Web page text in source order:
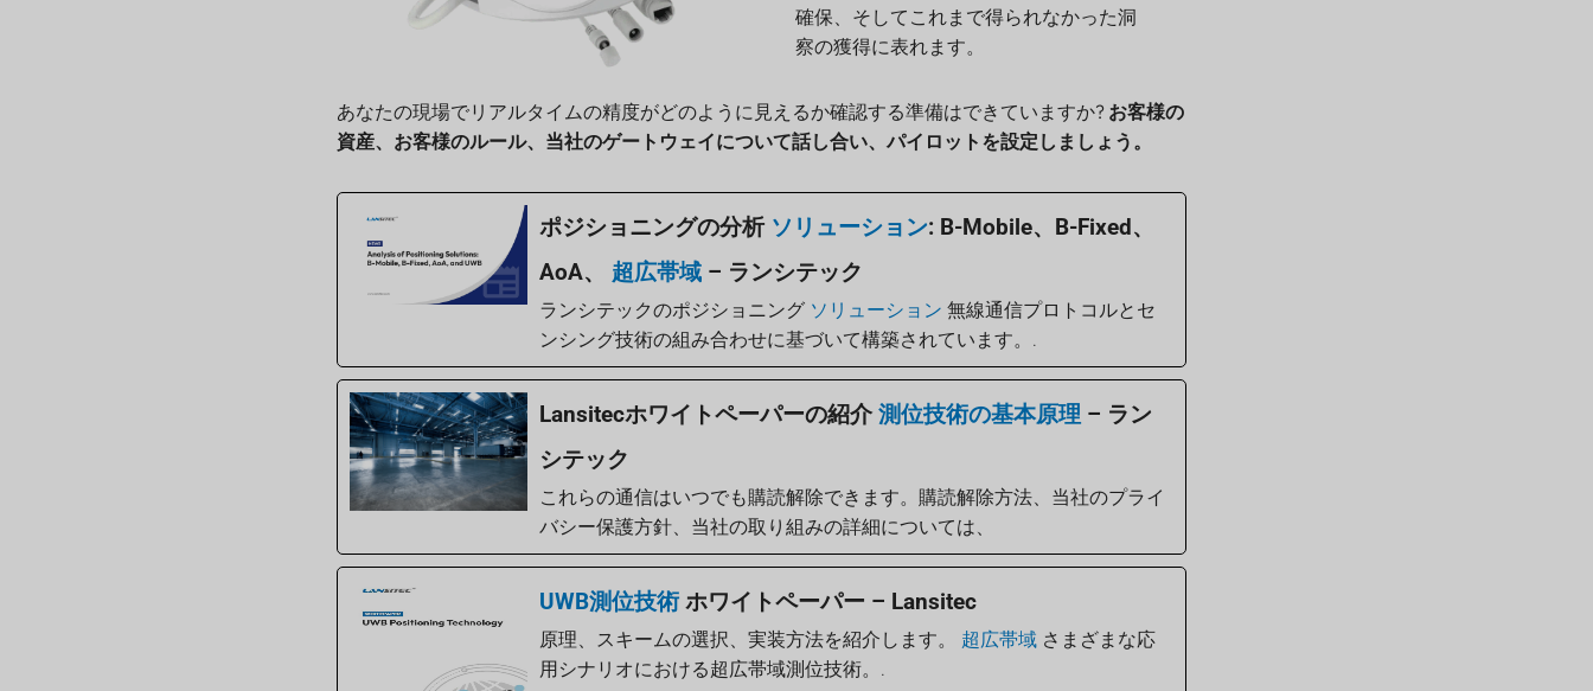
確保、そしてこれまで得られなかった洞
察の獲得に表れます。
あなたの現場でリアルタイムの精度がどのように見えるか確認する準備はできていますか? お客様の
資産、お客様のルール、当社のゲートウェイについて話し合い、パイロットを設定しましょう。
ポジショニングの分析 ソリューション: B-Mobile、B-Fixed、
AoA、 超広帯域– ランシテック
ランシテックのポジショニング ソリューション 無線通信プロトコルとセ
ンシング技術の組み合わせに基づいて構築されています。.
Lansitecホワイトペーパーの紹介 測位技術の基本原理 – ラン
シテック
これらの通信はいつでも購読解除できます。購読解除方法、当社のプライ
バシー保護方針、当社の取り組みの詳細については、
UWB測位技術ホワイトペーパー – Lansitec
原理、スキームの選択、実装方法を紹介します。 超広帯域さまざまな応
用シナリオにおける超広帯域測位技術。.